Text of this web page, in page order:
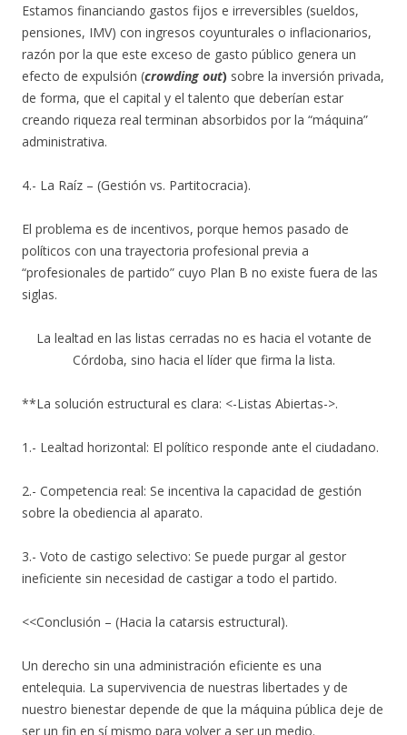
Estamos financiando gastos fijos e irreversibles (sueldos,
pensiones, IMV) con ingresos coyunturales o inflacionarios,
razón por la que este exceso de gasto público genera un
efecto de expulsión (crowding out) sobre la inversión privada,
de forma, que el capital y el talento que deberían estar
creando riqueza real terminan absorbidos por la “máquina”
administrativa.
4.- La Raíz – (Gestión vs. Partitocracia).
El problema es de incentivos, porque hemos pasado de
políticos con una trayectoria profesional previa a
“profesionales de partido” cuyo Plan B no existe fuera de las
siglas.
La lealtad en las listas cerradas no es hacia el votante de
Córdoba, sino hacia el líder que firma la lista.
**La solución estructural es clara: <-Listas Abiertas->.
1.- Lealtad horizontal: El político responde ante el ciudadano.
2.- Competencia real: Se incentiva la capacidad de gestión
sobre la obediencia al aparato.
3.- Voto de castigo selectivo: Se puede purgar al gestor
ineficiente sin necesidad de castigar a todo el partido.
<<Conclusión – (Hacia la catarsis estructural).
Un derecho sin una administración eficiente es una
entelequia. La supervivencia de nuestras libertades y de
nuestro bienestar depende de que la máquina pública deje de
ser un fin en sí mismo para volver a ser un medio.